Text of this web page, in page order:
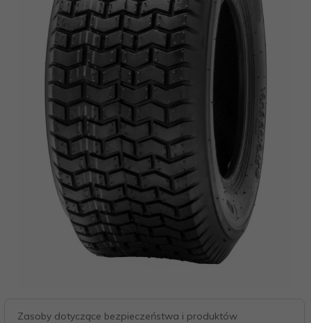
Zasoby dotyczące bezpieczeństwa i produktów